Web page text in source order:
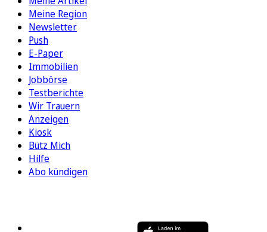
Meine Region
Newsletter
Push
E-Paper
Immobilien
Jobbörse
Testberichte
Wir Trauern
Anzeigen
Kiosk
Bütz Mich
Hilfe
Abo kündigen